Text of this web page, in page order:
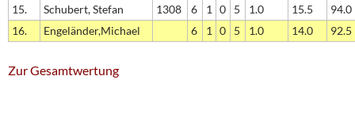
15.
Schubert, Stefan 1308 6 1 0 5 1.0 15.5
94.0
16.
Engeländer,Michael 6 1 0 5 1.0 14.0 92.5
Zur Gesamtwertung